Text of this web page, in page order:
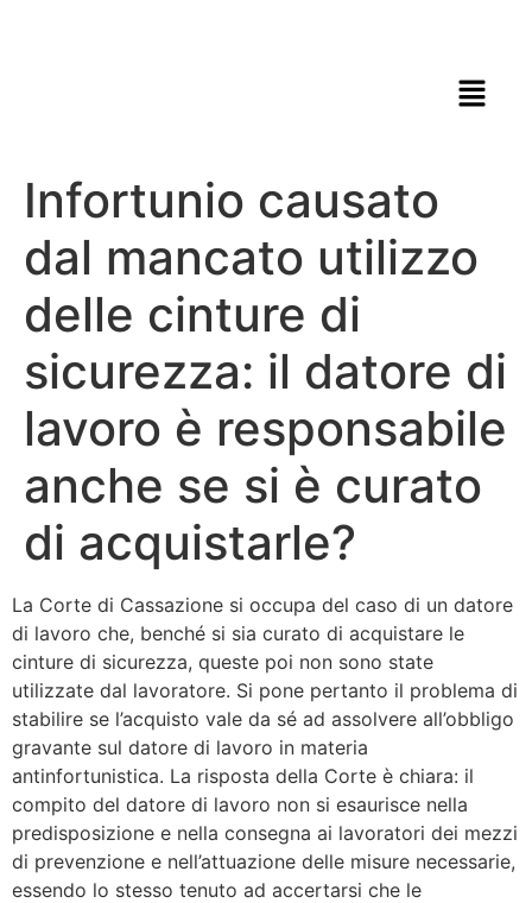
Infortunio causato
dal mancato utilizzo
delle cinture di
sicurezza: il datore di
lavoro è responsabile
anche se si è curato
di acquistarle?
La Corte di Cassazione si occupa del caso di un datore
di lavoro che, benché si sia curato di acquistare le
cinture di sicurezza, queste poi non sono state
utilizzate dal lavoratore. Si pone pertanto il problema di
stabilire se l’acquisto vale da sé ad assolvere all’obbligo
gravante sul datore di lavoro in materia
antinfortunistica. La risposta della Corte è chiara: il
compito del datore di lavoro non si esaurisce nella
predisposizione e nella consegna ai lavoratori dei mezzi
di prevenzione e nell’attuazione delle misure necessarie,
essendo lo stesso tenuto ad accertarsi che le